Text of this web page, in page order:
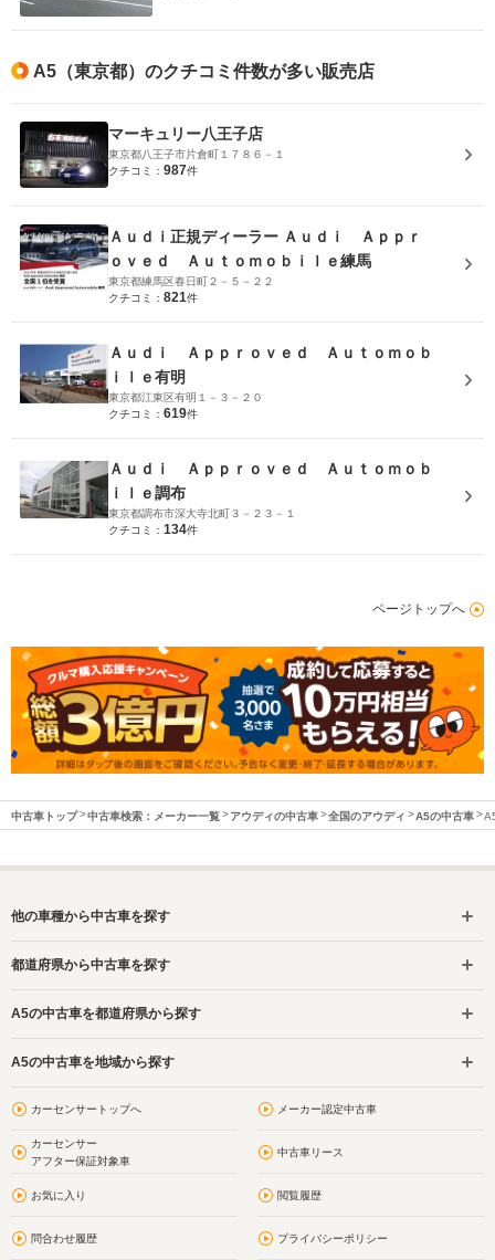
A5（東京都）のクチコミ件数が多い販売店
マーキュリー八王子店
東京都八王子市片倉町１７８６－１
クチコミ： 987件
Ａｕｄｉ正規ディーラー Ａｕｄｉ Ａｐｐｒ
ｏｖｅｄ Ａｕｔｏｍｏｂｉｌｅ練馬
東京都練馬区春日町２－５－２２
クチコミ： 821件
Ａｕｄｉ Ａｐｐｒｏｖｅｄ Ａｕｔｏｍｏｂ
ｉｌｅ有明
東京都江東区有明１－３－２０
クチコミ： 619件
Ａｕｄｉ Ａｐｐｒｏｖｅｄ Ａｕｔｏｍｏｂ
ｉｌｅ調布
東京都調布市深大寺北町３－２３－１
クチコミ： 134件
ページトップへ
中古車トップ 中古車検索：メーカー一覧 アウディの中古車 全国のアウディ A5の中古車
他の車種から中古車を探す
都道府県から中古車を探す
A5の中古車を都道府県から探す
A5の中古車を地域から探す
カーセンサートップへ メーカー認定中古車
カーセンサー
アフター保証対象車
中古車リース
お気に入り 閲覧履歴
問合わせ履歴 プライバシーポリシー